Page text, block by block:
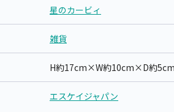
星のカービィ
雑貨
H約17cm×W約10cm×D約5cm
エスケイジャパン